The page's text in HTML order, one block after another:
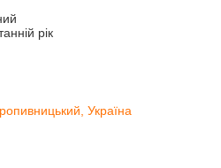
рік
Україна